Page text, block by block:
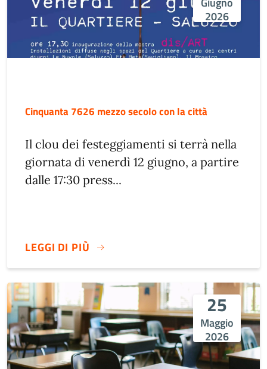
2026
Cinquanta 7626 mezzo secolo con la città
Il clou dei festeggiamenti si terrà nella
giornata di venerdì 12 giugno, a partire
dalle 17:30 press...
LEGGI DI PIÙ
25
Maggio
2026